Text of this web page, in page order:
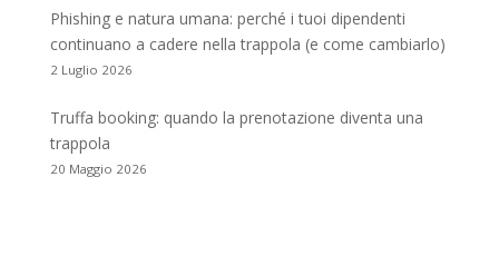
Phishing e natura umana: perché i tuoi dipendenti
continuano a cadere nella trappola (e come cambiarlo)
2 Luglio 2026
Truffa booking: quando la prenotazione diventa una
trappola
20 Maggio 2026